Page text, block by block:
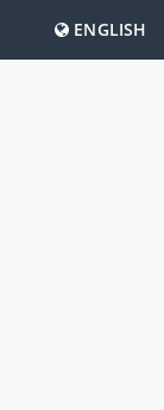
ENGLISH